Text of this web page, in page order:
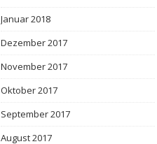
Januar 2018
Dezember 2017
November 2017
Oktober 2017
September 2017
August 2017